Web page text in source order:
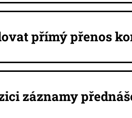
přímý přenos
záznamy